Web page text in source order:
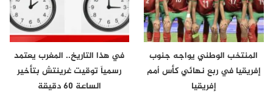
المنتخب الوطني يواجه جنوب
إفريقيا في ربع نهائي كأس أمم
إفريقيا
في هذا التاريخ.. المغرب يعتمد
رسمياً توقيت غرينتش بتأخير
الساعة 60 دقيقة